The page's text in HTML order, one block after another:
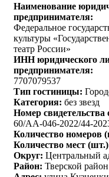
Наименование
предпринимателя:
Федеральное
культуры
театр России»
ИНН юридического
предпринимателя:
7707079537
Тип гостиницы:
Категория: без звезд
Номер свидетельства
60/АА-046-2022/44-
Количество номеров
Количество мест
Округ: Центральный
Район: Тверской район